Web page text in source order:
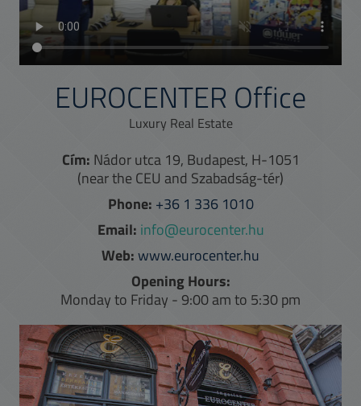
EUROCENTER Office
Luxury Real Estate
Cím: Nádor utca 19, Budapest, H-1051
(near the CEU and Szabadság-tér)
Phone: +36 1 336 1010
Email: info@eurocenter.hu
Web:www.eurocenter.hu
Opening Hours:
Monday to Friday - 9:00 am to 5:30 pm